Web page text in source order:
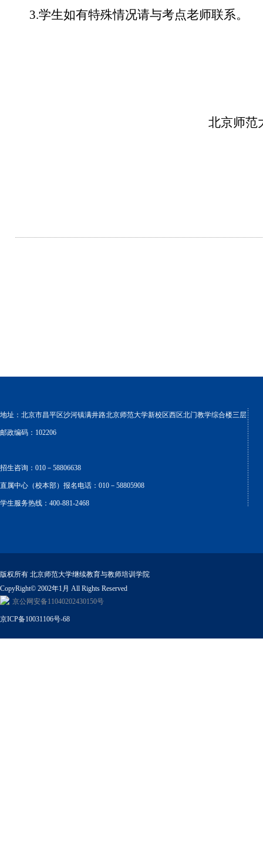
3.学生如有特殊情况请与考点老师联系。
北京师范
地址：北京市昌平区沙河镇满井路北京师范大学新校区西区北门教学综合楼三层
邮政编码：102206
招生咨询：010－58806638
直属中心（校本部）报名电话：010－58805908
学生服务热线：400-881-2468
版权所有 北京师范大学继续教育与教师培训学院
CopyRight© 2002年1月 All Rights Reserved
京公网安备11040202430150号
京ICP备10031106号-68